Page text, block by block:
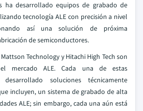
ha desarrollado equipos de grabado de
tecnología ALE con precisión a nivel
así una solución de próxima
de semiconductores.
Technology y Hitachi High Tech son
mercado ALE. Cada una de estas
desarrollado soluciones técnicamente
incluyen, un sistema de grabado de alta
ALE; sin embargo, cada una aún está